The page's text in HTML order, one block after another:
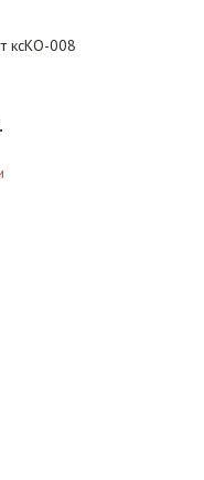
ксКО-008